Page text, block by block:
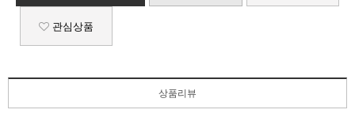
관심상품
상품리뷰